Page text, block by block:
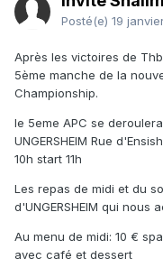
Posté(e) 19
Après les victoires de
5ème manche de la
Championship.
le 5eme APC se
UNGERSHEIM Rue
10h start 11h
Les repas de midi et du
d'UNGERSHEIM qui nous
Au menu de midi: 10 €
avec café et dessert